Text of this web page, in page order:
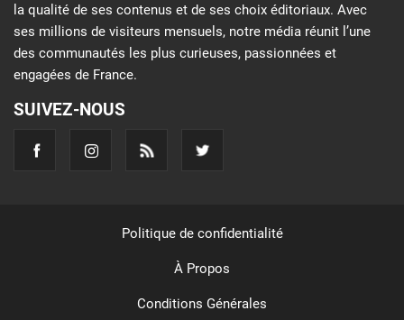
la qualité de ses contenus et de ses choix éditoriaux. Avec
ses millions de visiteurs mensuels, notre média réunit l’une
des communautés les plus curieuses, passionnées et
engagées de France.
SUIVEZ-NOUS
Politique de confidentialité
À Propos
Conditions Générales